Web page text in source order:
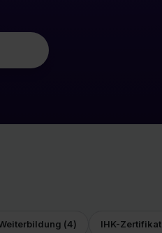
(4) IHK-Zertifikat